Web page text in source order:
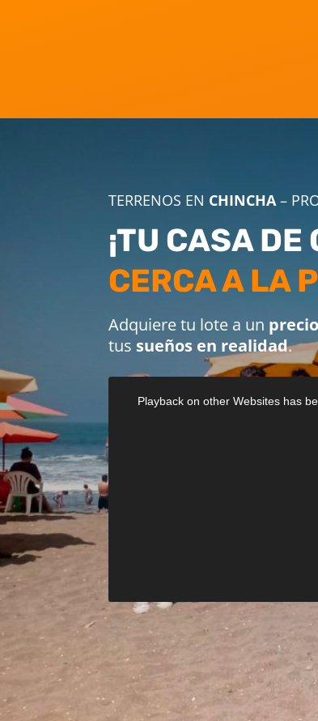
TERRENOS EN CHINCHA–
¡TU CASA DE
CERCA A LA
Adquiere tu lote a un
tus sueños en realidad.